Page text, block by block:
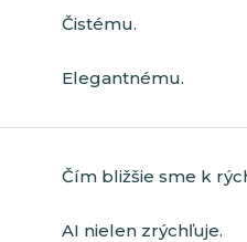
Čistému.
Elegantnému.
Čím bližšie sme k
AI nielen zrýchľuje.